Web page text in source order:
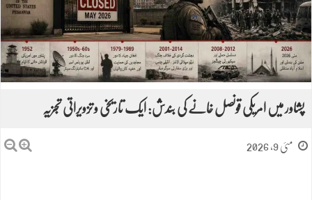
پشاور میں امریکی قونصل خانے کی بندش: ایک تاریخی و تزویراتی تجزیہ
مئی 9, 2026